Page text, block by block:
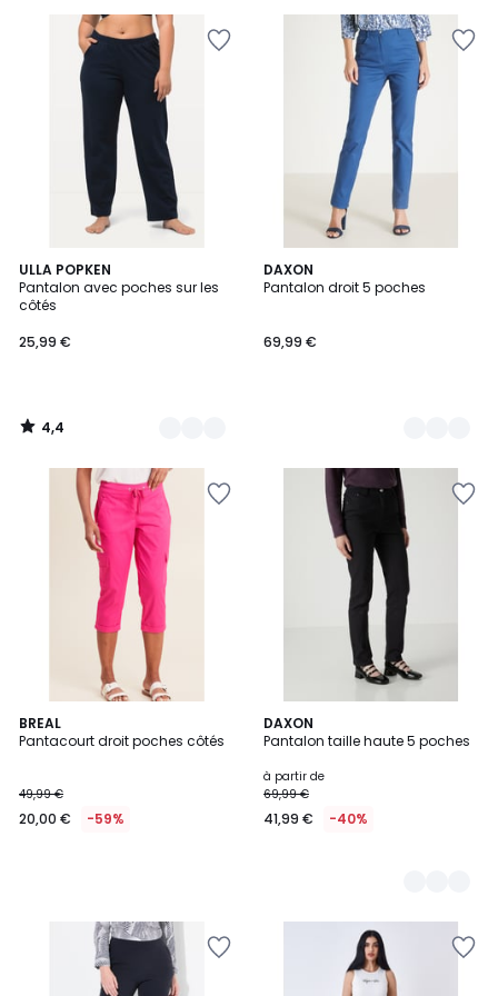
ULLA POPKEN
Pantalon avec poches sur les
côtés
25,99 €
4,4
/ 5
2
Couleurs
4,4
/
DAXON
Pantalon droit 5 poches
69,99 €
4
Couleurs
BREAL
Pantacourt droit poches côtés
49,99 €
20,00 € -59%
DAXON
Pantalon taille haute 5 poches
à partir de
69,99 €
41,99 € -40%
3
Couleurs